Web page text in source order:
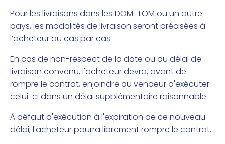
Pour les livraisons dans les DOM-TOM ou un autre
pays, les modalités de livraison seront précisées à
l’acheteur au cas par cas.
En cas de non-respect de la date ou du délai de
livraison convenu, l'acheteur devra, avant de
rompre le contrat, enjoindre au vendeur d'exécuter
celui-ci dans un délai supplémentaire raisonnable.
À défaut d'exécution à l'expiration de ce nouveau
délai, l'acheteur pourra librement rompre le contrat.